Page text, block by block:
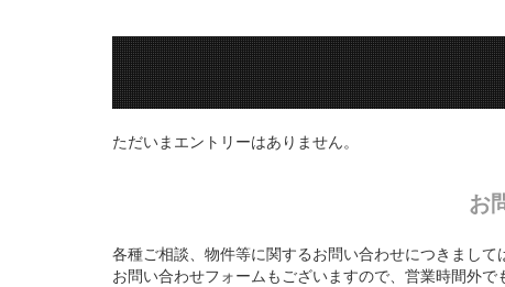
ただいまエントリーはありません。
お
各種ご相談、物件等に関するお問い合わせにつきまして
お問い合わせフォームもございますので、営業時間外で